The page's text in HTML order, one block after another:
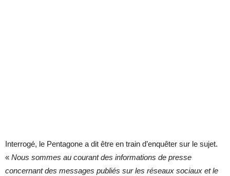
Interrogé, le Pentagone a dit être en train d’enquêter sur le sujet.
« Nous sommes au courant des informations de presse
concernant des messages publiés sur les réseaux sociaux et le